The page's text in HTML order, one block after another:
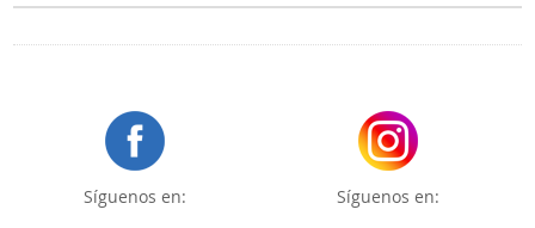
Síguenos en: Síguenos en: